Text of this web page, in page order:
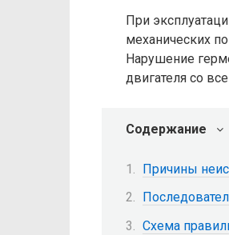
При
механических
Нарушение
двигателя со
Содержание
Причины
Схема